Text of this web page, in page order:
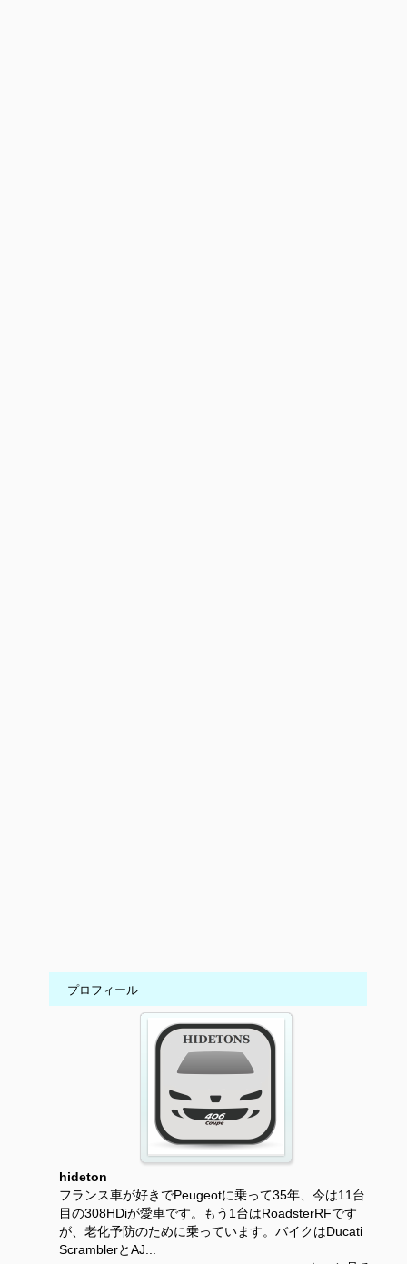
プロフィール
hideton
フランス車が好きでPeugeotに乗って35年、今は11台
目の308HDiが愛車です。もう1台はRoadsterRFです
が、老化予防のために乗っています。バイクはDucati
ScramblerとAJ...